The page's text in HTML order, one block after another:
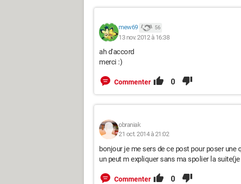
mew69 56
13 nov. 2012 à 16:38
ah d'accord
merci :)
Commenter 0
obraniak
21 oct. 2014 à 21:02
bonjour je me sers de ce post pour poser
un peut m expliquer sans ma spolier la
Commenter 0